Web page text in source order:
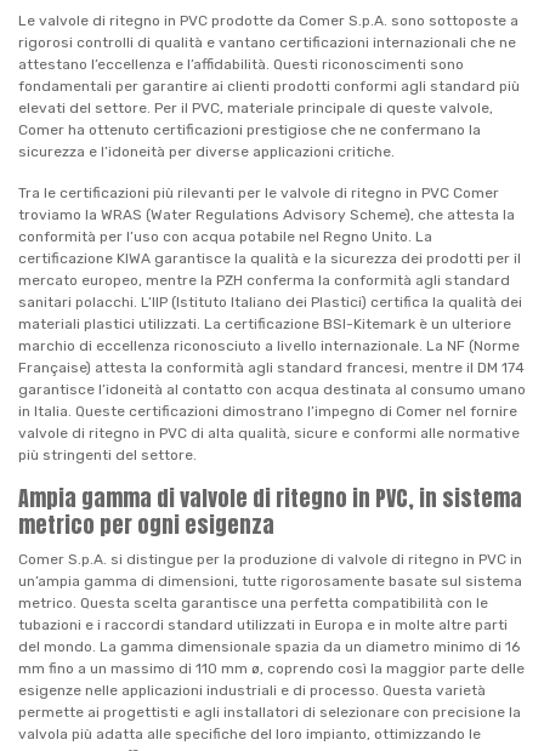
Le valvole di ritegno in PVC prodotte da Comer S.p.A. sono sottoposte a
rigorosi controlli di qualità e vantano certificazioni internazionali che ne
attestano l’eccellenza e l’affidabilità. Questi riconoscimenti sono
fondamentali per garantire ai clienti prodotti conformi agli standard più
elevati del settore. Per il PVC, materiale principale di queste valvole,
Comer ha ottenuto certificazioni prestigiose che ne confermano la
sicurezza e l’idoneità per diverse applicazioni critiche.
Tra le certificazioni più rilevanti per le valvole di ritegno in PVC Comer
troviamo la WRAS (Water Regulations Advisory Scheme), che attesta la
conformità per l’uso con acqua potabile nel Regno Unito. La
certificazione KIWA garantisce la qualità e la sicurezza dei prodotti per il
mercato europeo, mentre la PZH conferma la conformità agli standard
sanitari polacchi. L’IIP (Istituto Italiano dei Plastici) certifica la qualità dei
materiali plastici utilizzati. La certificazione BSI-Kitemark è un ulteriore
marchio di eccellenza riconosciuto a livello internazionale. La NF (Norme
Française) attesta la conformità agli standard francesi, mentre il DM 174
garantisce l’idoneità al contatto con acqua destinata al consumo umano
in Italia. Queste certificazioni dimostrano l’impegno di Comer nel fornire
valvole di ritegno in PVC di alta qualità, sicure e conformi alle normative
più stringenti del settore.
Ampia gamma di valvole di ritegno in PVC, in sistema
metrico per ogni esigenza
Comer S.p.A. si distingue per la produzione di valvole di ritegno in PVC in
un’ampia gamma di dimensioni, tutte rigorosamente basate sul sistema
metrico. Questa scelta garantisce una perfetta compatibilità con le
tubazioni e i raccordi standard utilizzati in Europa e in molte altre parti
del mondo. La gamma dimensionale spazia da un diametro minimo di 16
mm fino a un massimo di 110 mm ø, coprendo così la maggior parte delle
esigenze nelle applicazioni industriali e di processo. Questa varietà
permette ai progettisti e agli installatori di selezionare con precisione la
valvola più adatta alle specifiche del loro impianto, ottimizzando le